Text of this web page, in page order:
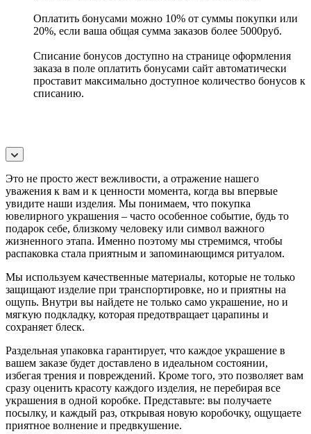
Оплатить бонусами можно 10% от суммы покупки или
20%, если ваша общая сумма заказов более 5000руб.
Списание бонусов доступно на странице оформления
заказа в поле оплатить бонусами сайт автоматически
проставит максимально доступное количество бонусов к
списанию.
Это не просто жест вежливости, а отражение нашего
уважения к вам и к ценности момента, когда вы впервые
увидите наши изделия. Мы понимаем, что покупка
ювелирного украшения – часто особенное событие, будь то
подарок себе, близкому человеку или символ важного
жизненного этапа. Именно поэтому мы стремимся, чтобы
распаковка стала приятным и запоминающимся ритуалом.
Мы используем качественные материалы, которые не только
защищают изделие при транспортировке, но и приятны на
ощупь. Внутри вы найдете не только само украшение, но и
мягкую подкладку, которая предотвращает царапины и
сохраняет блеск.
Раздельная упаковка гарантирует, что каждое украшение в
вашем заказе будет доставлено в идеальном состоянии,
избегая трения и повреждений. Кроме того, это позволяет вам
сразу оценить красоту каждого изделия, не перебирая все
украшения в одной коробке. Представьте: вы получаете
посылку, и каждый раз, открывая новую коробочку, ощущаете
приятное волнение и предвкушение.